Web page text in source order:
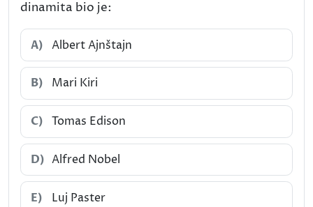
dinamita bio je:
A) Albert Ajnštajn
B) Mari Kiri
C) Tomas Edison
D) Alfred Nobel
E) Luj Paster